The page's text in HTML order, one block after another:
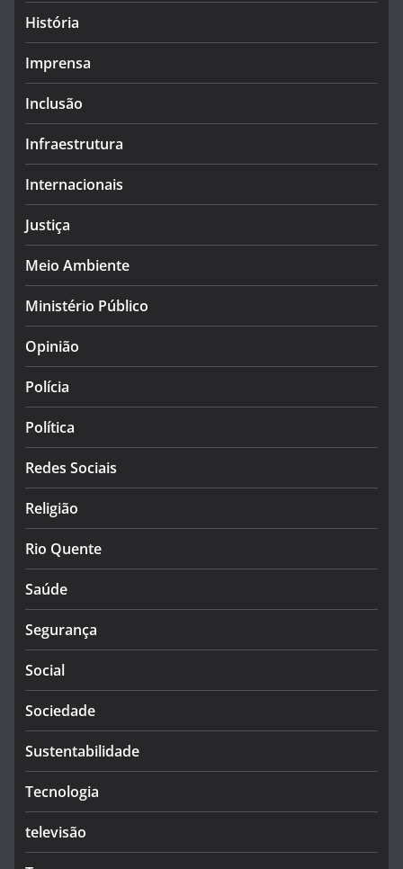
História
Imprensa
Inclusão
Infraestrutura
Internacionais
Justiça
Meio Ambiente
Ministério Público
Opinião
Polícia
Política
Redes Sociais
Religião
Rio Quente
Saúde
Segurança
Social
Sociedade
Sustentabilidade
Tecnologia
televisão